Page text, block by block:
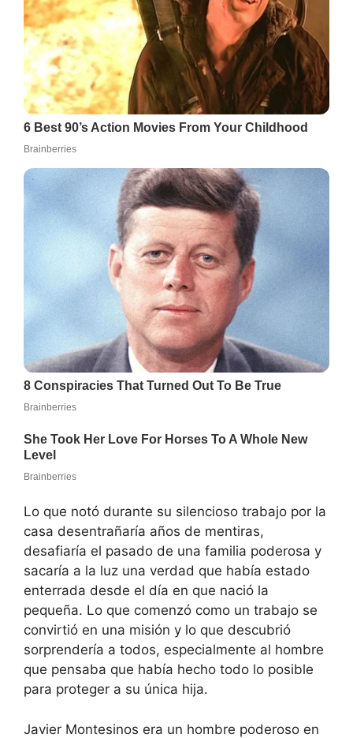
Lo que notó durante su silencioso trabajo por la
casa desentrañaría años de mentiras,
desafiaría el pasado de una familia poderosa y
sacaría a la luz una verdad que había estado
enterrada desde el día en que nació la
pequeña. Lo que comenzó como un trabajo se
convirtió en una misión y lo que descubrió
sorprendería a todos, especialmente al hombre
que pensaba que había hecho todo lo posible
para proteger a su única hija.
Javier Montesinos era un hombre poderoso en